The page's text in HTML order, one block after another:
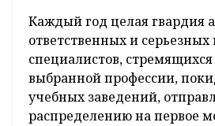
Каждый год целая гвардия
ответственных и
специалистов, стремящихся
выбранной профессии,
учебных заведений,
распределению на первое